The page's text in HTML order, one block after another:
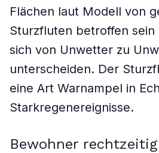
Flächen laut Modell von
Sturzfluten betroffen sein
sich von Unwetter zu
unterscheiden. Der
eine Art Warnampel in
Starkregenereignisse.
Bewohner